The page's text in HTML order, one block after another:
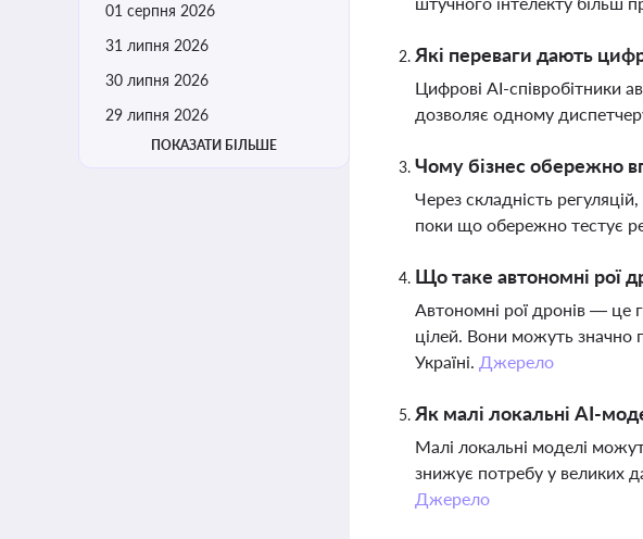
01 серпня 2026
31 липня 2026
30 липня 2026
29 липня 2026
ПОКАЗАТИ БІЛЬШЕ
Які переваги дають
Цифрові AI-співробітники
дозволяє одному
Чому бізнес обережно
Через складність
поки що обережно тестує
Що таке автономні рої
Автономні рої дронів — це
цілей. Вони можуть значно
Україні. Джерело
Як малі локальні AI-
Малі локальні моделі
знижує потребу у великих
Джерело